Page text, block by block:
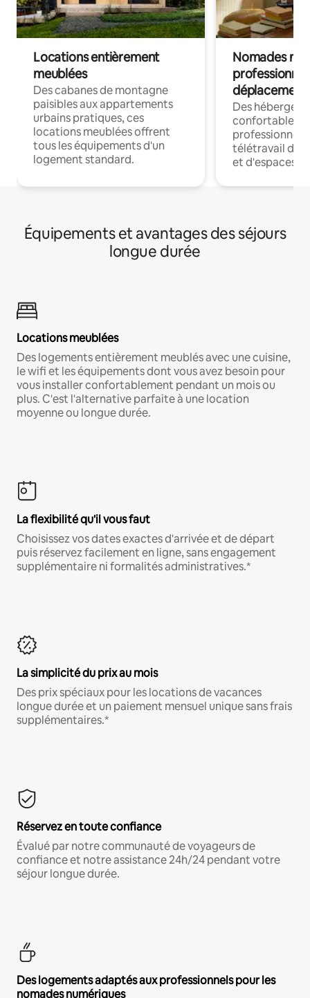
Locations entièrement
meublées
Des cabanes de montagne
paisibles aux appartements
urbains pratiques, ces
locations meublées offrent
tous les équipements d'un
logement standard.
Nomades
déplacement
Des
confortables
professionnels
télétravail
et d'espaces
Équipements et avantages des séjours
longue durée
Locations meublées
Des logements entièrement meublés avec une cuisine,
le wifi et les équipements dont vous avez besoin pour
vous installer confortablement pendant un mois ou
plus. C'est l'alternative parfaite à une location
moyenne ou longue durée.
La flexibilité qu'il vous faut
Choisissez vos dates exactes d'arrivée et de départ
puis réservez facilement en ligne, sans engagement
supplémentaire ni formalités administratives.*
La simplicité du prix au mois
Des prix spéciaux pour les locations de vacances
longue durée et un paiement mensuel unique sans frais
supplémentaires.*
Réservez en toute confiance
Évalué par notre communauté de voyageurs de
confiance et notre assistance 24h/24 pendant votre
séjour longue durée.
Des logements adaptés aux professionnels pour les
nomades numériques